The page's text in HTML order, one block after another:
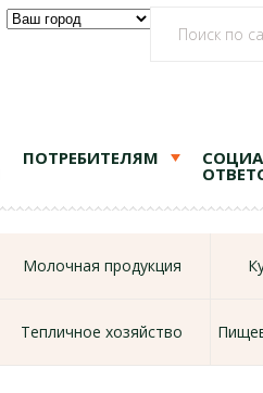
ПОТРЕБИТЕЛЯМ
Молочная продукция
Тепличное хозяйство